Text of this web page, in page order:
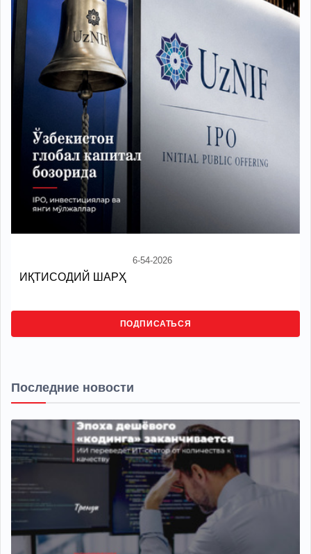
6-54-2026
ИҚТИСОДИЙ ШАРҲ
ПОДПИСАТЬСЯ
Последние новости